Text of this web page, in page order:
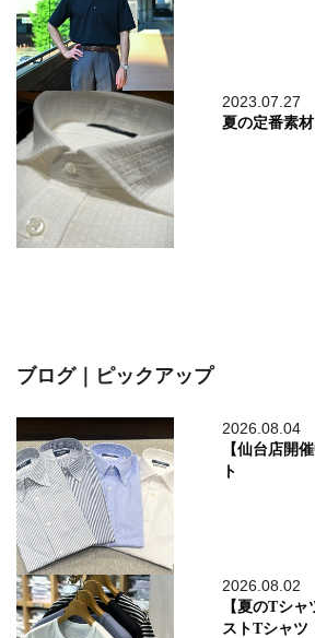
2023.07.27
夏の定番素
ブログ｜ピックアップ
2026.08.04
【仙台店開
ト
2026.08.02
【夏のTシ
ストTシャツ